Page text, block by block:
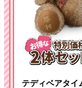
テディベアタイ